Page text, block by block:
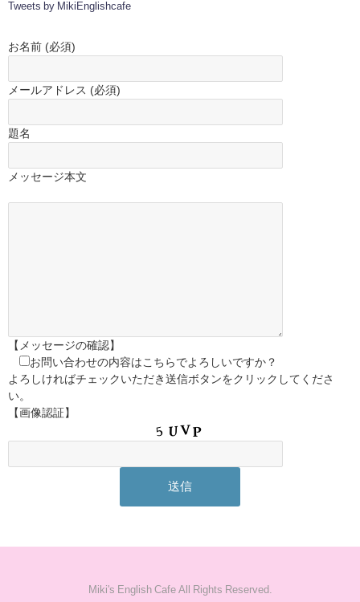
Tweets by MikiEnglishcafe
お名前 (必須)
メールアドレス (必須)
題名
メッセージ本文
【メッセージの確認】
お問い合わせの内容はこちらでよろしいですか？
よろしければチェックいただき送信ボタンをクリックしてくださ
い。
【画像認証】
Miki's English Cafe All Rights Reserved.